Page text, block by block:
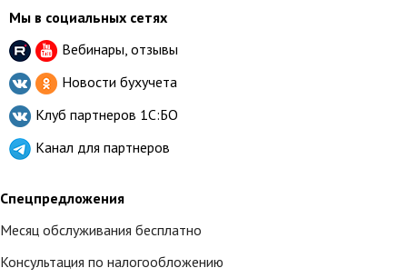
Мы в социальных сетях
Вебинары, отзывы
Новости бухучета
Клуб партнеров 1С:БО
Канал для партнеров
Спецпредложения
Месяц обслуживания бесплатно
Консультация по налогообложению